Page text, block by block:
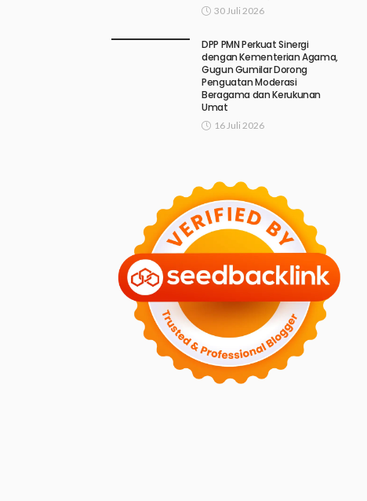
30 Juli 2026
DPP PMN Perkuat Sinergi
dengan Kementerian Agama,
Gugun Gumilar Dorong
Penguatan Moderasi
Beragama dan Kerukunan
Umat
16 Juli 2026